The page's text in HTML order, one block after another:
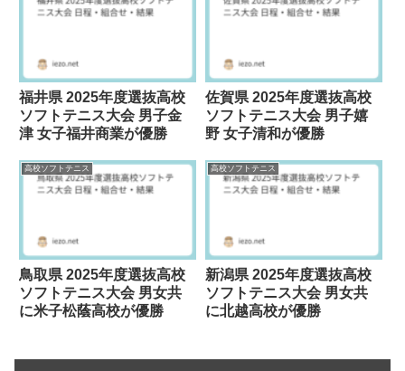
福井県 2025年度選抜高校
ソフトテニス大会 男子金
津 女子福井商業が優勝
佐賀県 2025年度選抜高校
ソフトテニス大会 男子嬉
野 女子清和が優勝
高校ソフトテニス
鳥取県 2025年度選抜高校
ソフトテニス大会 男女共
に米子松蔭高校が優勝
高校ソフトテニス
新潟県 2025年度選抜高校
ソフトテニス大会 男女共
に北越高校が優勝